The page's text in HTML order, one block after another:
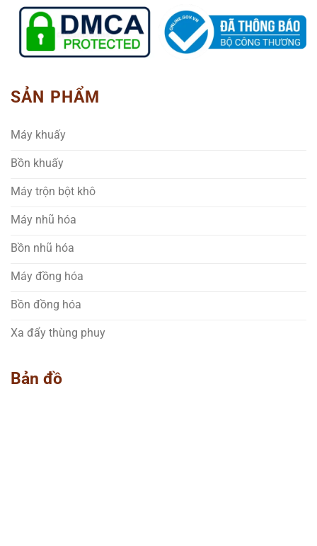
SẢN PHẨM
Máy khuấy
Bồn khuấy
Máy trộn bột khô
Máy nhũ hóa
Bồn nhũ hóa
Máy đồng hóa
Bồn đồng hóa
Xa đẩy thùng phuy
Bản đồ